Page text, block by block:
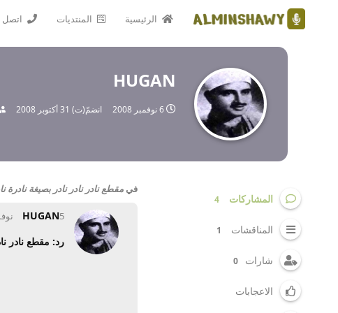
الرئيسية المنتديات اتصل
HUGAN
6 نوفمبر 2008 انضمّ(ت) 31 أكتوبر 2008
المشاركات 4
المناقشات 1
شارات 0
الاعجابات
في مقطع نادر نادر نادر بصيغة نادرة
HUGAN5 نوفمبر 2008
رد: مقطع نادر